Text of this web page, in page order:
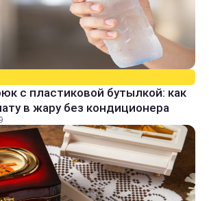
с пластиковой бутылкой: как
в жару без кондиционера